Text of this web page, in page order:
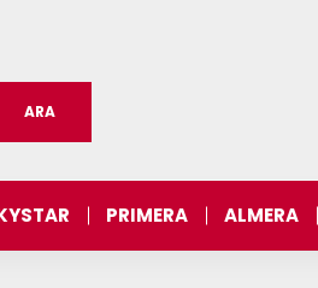
PRIMERA ALMERA